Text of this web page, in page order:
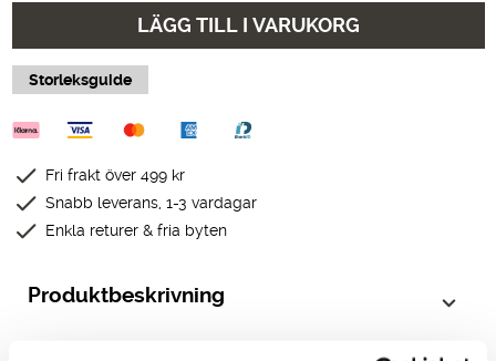
LÄGG TILL I VARUKORG
Storleksguide
Fri frakt över 499 kr
Snabb leverans, 1-3 vardagar
Enkla returer & fria byten
Produktbeskrivning